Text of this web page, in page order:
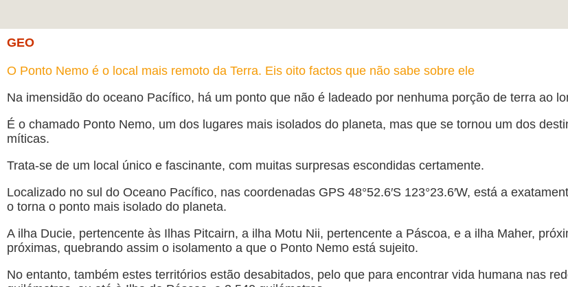
GEO
O Ponto Nemo é o local mais remoto da Terra. Eis oito factos que não sabe sobre ele
Na imensidão do oceano Pacífico, há um ponto que não é ladeado por nenhuma porção de terra ao
É o chamado Ponto Nemo, um dos lugares mais isolados do planeta, mas que se tornou um dos
míticas.
Trata-se de um local único e fascinante, com muitas surpresas escondidas certamente.
Localizado no sul do Oceano Pacífico, nas coordenadas GPS 48°52.6′S 123°23.6′W, está a
o torna o ponto mais isolado do planeta.
A ilha Ducie, pertencente às Ilhas Pitcairn, a ilha Motu Nii, pertencente a Páscoa, e a ilha Maher,
próximas, quebrando assim o isolamento a que o Ponto Nemo está sujeito.
No entanto, também estes territórios estão desabitados, pelo que para encontrar vida humana nas